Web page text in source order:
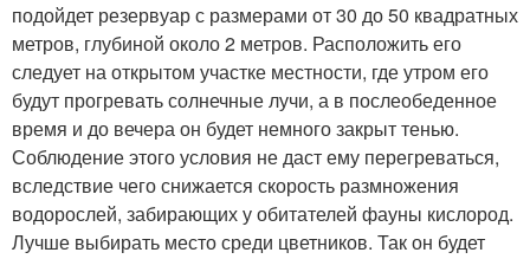
подойдет резервуар с размерами от 30 до 50 квадратных
метров, глубиной около 2 метров. Расположить его
следует на открытом участке местности, где утром его
будут прогревать солнечные лучи, а в послеобеденное
время и до вечера он будет немного закрыт тенью.
Соблюдение этого условия не даст ему перегреваться,
вследствие чего снижается скорость размножения
водорослей, забирающих у обитателей фауны кислород.
Лучше выбирать место среди цветников. Так он будет